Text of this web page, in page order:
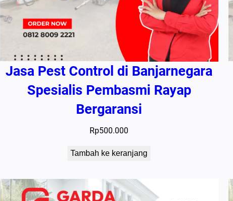
Jasa Pest Control di Banjarnegara
Spesialis Pembasmi Rayap
Bergaransi
Rp500.000
Tambah ke keranjang